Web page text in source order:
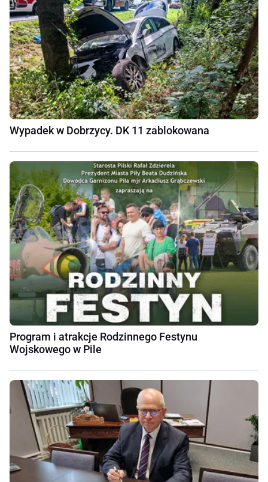
Wypadek w Dobrzycy. DK 11 zablokowana
Program i atrakcje Rodzinnego Festynu
Wojskowego w Pile